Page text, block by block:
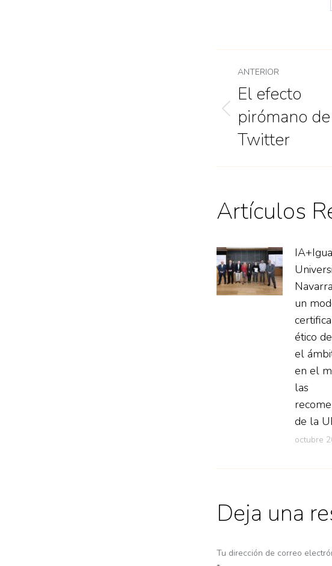
ANTERIOR
El efecto
pirómano de
Twitter
Artículos
un
ético
el
en el
las
de la
octubre
Deja una
Tu dirección de correo